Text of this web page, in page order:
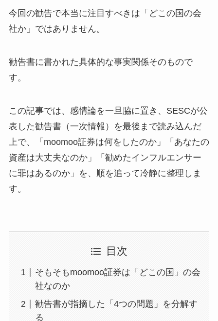
今回の勧告で本当に注目すべきは「どこの国の会
社か」ではありません。
勧告書に書かれた具体的な事実関係そのもので
す。
この記事では、感情論を一旦脇に置き、SESCが公
表した勧告書（一次情報）を最後まで読み込んだ
上で、「moomoo証券は何をしたのか」「あなたの
資産は大丈夫なのか」「勧めたインフルエンサー
に罪はあるのか」を、順を追って冷静に整理しま
す。
目次
そもそもmoomoo証券は「どこの国」の会
社なのか
勧告書が指摘した「4つの問題」を分解す
る